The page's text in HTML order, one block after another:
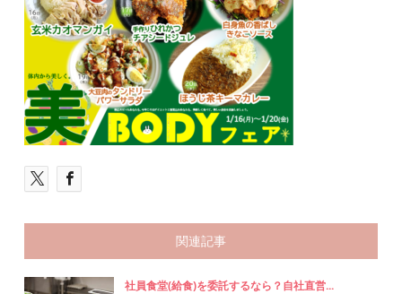
関連記事
社員食堂(給食)を委託するなら？自社直営...